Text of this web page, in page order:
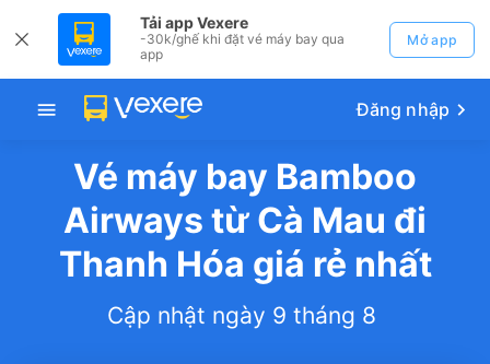
Tải app Vexere
-30k/ghế khi đặt vé máy bay qua
app
Mở app
Đăng nhập
Vé máy bay Bamboo
Airways từ Cà Mau đi
Thanh Hóa giá rẻ nhất
Cập nhật ngày 9 tháng 8